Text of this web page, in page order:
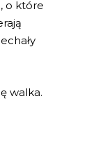
o które
walka.